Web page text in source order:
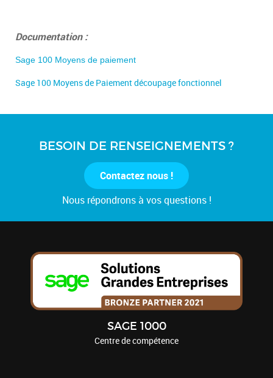
Documentation :
Sage 100 Moyens de paiement
Sage 100 Moyens de Paiement découpage fonctionnel
BESOIN DE RENSEIGNEMENTS ?
Contactez nous !
Nous répondrons à vos questions !
SAGE 1000
Centre de compétence